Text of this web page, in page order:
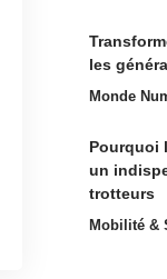
les
Monde
Pourquoi
un
trotteurs
Mobilité &